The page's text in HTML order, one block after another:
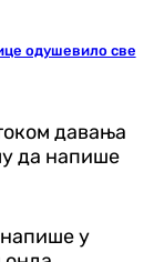
одушевило све
давања
да напише
у